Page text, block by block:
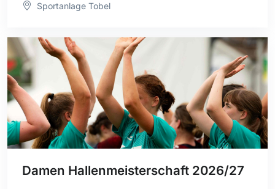
Sportanlage Tobel
Damen Hallenmeisterschaft 2026/27